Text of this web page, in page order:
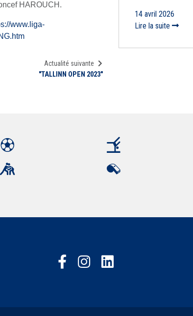
HAROUCH.
www.liga-
Actualité suivante
"TALLINN OPEN 2023"
14 avril 2026
Lire la suite